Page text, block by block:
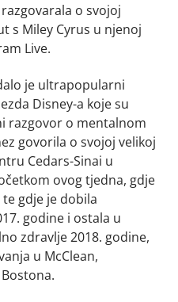
o svojoj
s Miley Cyrus u njenoj
Live.
je ultrapopularni
Disney-a koje su
razgovor o mentalnom
govorila o svojoj velikoj
Cedars-Sinai u
ovog tjedna, gdje
gdje je dobila
godine i ostala u
zdravlje 2018. godine,
u McClean,